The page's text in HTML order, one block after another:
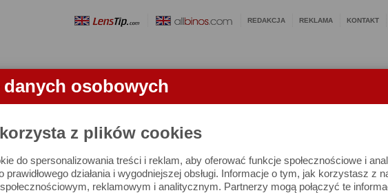
danych osobowych
z plików cookies
do spersonalizowania treści i reklam, aby oferować funkcje społecznościowe i
prawidłowego działania i wygodniejszej obsługi. Informacje o tym, jak korzystasz z
reklamowym i analitycznym. Partnerzy mogą połączyć te
REDAKCJA REKLAMA KONTAKT
OBIEKTYWY LORNETKI
mm f/1.8 DC - test obiektywu